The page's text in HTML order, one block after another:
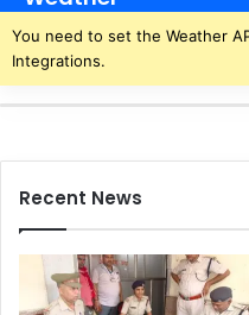
ड़ा
ता
ल
र
से
व
सू
You need to set the Weather
Integrations.
Recent News